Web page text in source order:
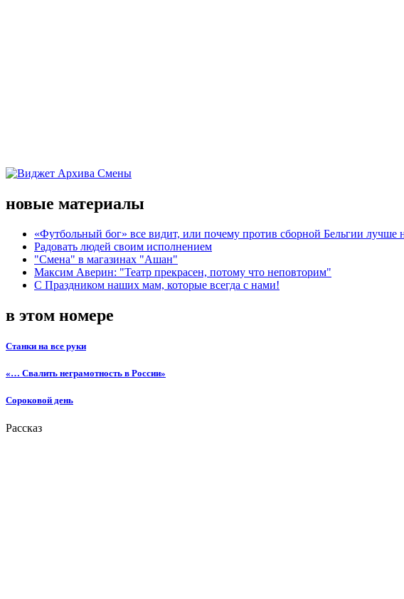
новые материалы
«Футбольный бог» все видит, или почему против сборной Бельгии лучше
Радовать людей своим исполнением
"Смена" в магазинах "Ашан"
Максим Аверин: "Театр прекрасен, потому что неповторим"
С Праздником наших мам, которые всегда с нами!
в этом номере
Станки на все руки
«… Свалить неграмотность в России»
Сороковой день
Рассказ